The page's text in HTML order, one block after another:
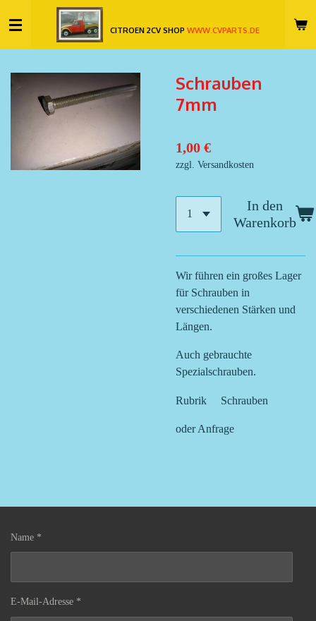
Hauptinhalt
springen
CITROEN 2CV SHOPWWW.CVPARTS.DE
Schrauben
7mm
1,00 €
zzgl. Versandkosten
In den
Warenkorb
Wir führen ein großes Lager
für Schrauben in
verschiedenen Stärken und
Längen.
Auch gebrauchte
Spezialschrauben.
Rubrik Schrauben
oder Anfrage
Name *
E-Mail-Adresse *